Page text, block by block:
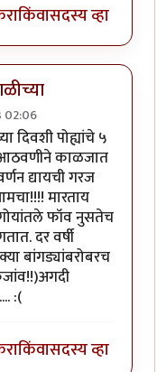
किंवासदस्य व्हा
02:06
सत्तरीत एकbyप्रीत-मोहर
पोह्यांचे ५
आठवणीने काळजात
द्यायची गरज
मारताय
गोयांतले फॉव नुसतेच
दर वर्षी
बांगड्यांबरोबरच
:(
किंवासदस्य व्हा